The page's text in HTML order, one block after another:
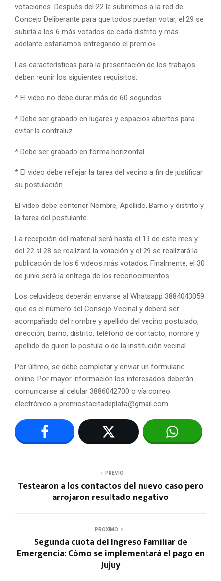
votaciones. Después del 22 la subiremos a la red de
Concejo Deliberante para que todos puedan votar, el 29 se
subiría a los 6 más votados de cada distrito y más
adelante estaríamos entregando el premio»
Las características para la presentación de los trabajos
deben reunir los siguientes requisitos:
* El video no debe durar más de 60 segundos
* Debe ser grabado en lugares y espacios abiertos para
evitar la contraluz
* Debe ser grabado en forma horizontal
* El video debe reflejar la tarea del vecino a fin de justificar
su postulación
El video debe contener Nombre, Apellido, Barrio y distrito y
la tarea del postulante.
La recepción del material será hasta el 19 de este mes y
del 22 al 28 se realizará la votación y el 29 se realizará la
publicación de los 6 videos más votados. Finalmente, el 30
de junio será la entrega de los reconocimientos.
Los celuvideos deberán enviarse al Whatsapp 3884043059
que es el número del Consejo Vecinal y deberá ser
acompañado del nombre y apellido del vecino postulado,
dirección, barrio, distrito, teléfono de contacto, nombre y
apellido de quien lo postula o de la institución vecinal.
Por último, se debe completar y enviar un formulario
online. Por mayor información los interesados deberán
comunicarse al celular 3886042700 o vía correo
electrónico a premiostacitadeplata@gmail.com
PREVIO
Testearon a los contactos del nuevo caso pero
arrojaron resultado negativo
PROXIMO
Segunda cuota del Ingreso Familiar de
Emergencia: Cómo se implementará el pago en
Jujuy